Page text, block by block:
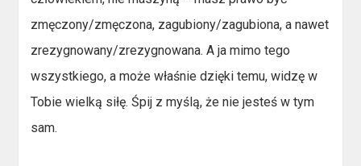
zmęczony/zmęczona, zagubiony/zagubiona, a nawet
zrezygnowany/zrezygnowana. A ja mimo tego
wszystkiego, a może właśnie dzięki temu, widzę w
Tobie wielką siłę. Śpij z myślą, że nie jesteś w tym
sam.